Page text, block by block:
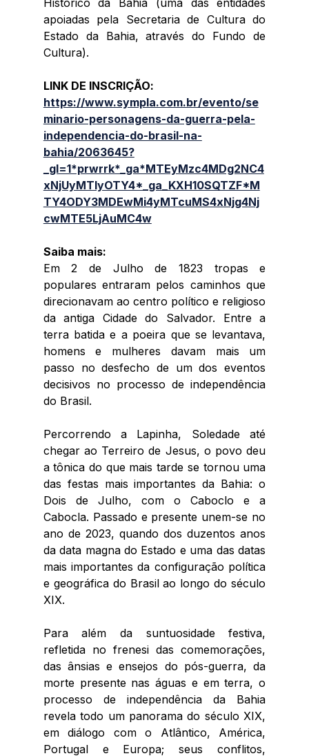
apoiadas pela Secretaria de Cultura do
Estado da Bahia, através do Fundo de
Cultura).
LINK DE INSCRIÇÃO:
https://www.sympla.com.br/evento/se
minario-personagens-da-guerra-pela-
independencia-do-brasil-na-
bahia/2063645?
_gl=1*prwrrk*_ga*MTEyMzc4MDg2NC4
xNjUyMTIyOTY4*_ga_KXH10SQTZF*M
TY4ODY3MDEwMi4yMTcuMS4xNjg4Nj
cwMTE5LjAuMC4w
Saiba mais:
Em 2 de Julho de 1823 tropas e
populares entraram pelos caminhos que
direcionavam ao centro político e religioso
da antiga Cidade do Salvador. Entre a
terra batida e a poeira que se levantava,
homens e mulheres davam mais um
passo no desfecho de um dos eventos
decisivos no processo de independência
do Brasil.
Percorrendo a Lapinha, Soledade até
chegar ao Terreiro de Jesus, o povo deu
a tônica do que mais tarde se tornou uma
das festas mais importantes da Bahia: o
Dois de Julho, com o Caboclo e a
Cabocla. Passado e presente unem-se no
ano de 2023, quando dos duzentos anos
da data magna do Estado e uma das datas
mais importantes da configuração política
e geográfica do Brasil ao longo do século
XIX.
Para além da suntuosidade festiva,
refletida no frenesi das comemorações,
das ânsias e ensejos do pós-guerra, da
morte presente nas águas e em terra, o
processo de independência da Bahia
revela todo um panorama do século XIX,
em diálogo com o Atlântico, América,
Portugal e Europa; seus conflitos,